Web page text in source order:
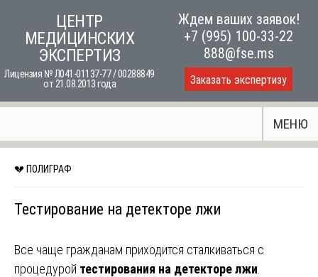
content
ЦЕНТР
МЕДИЦИНСКИХ
ЭКСПЕРТИЗ
Лицензия № Л041-01137-77 / 00288849
от 21.08.2013 года
Ждем ваших заявок!
+7 (995) 100-33-22
888@fse.ms
Заказать экспертизу
МЕНЮ
💔 ПОЛИГРАФ
Тестирование на детекторе лжи
Все чаще гражданам приходится сталкиваться с
процедурой тестирования на детекторе лжи